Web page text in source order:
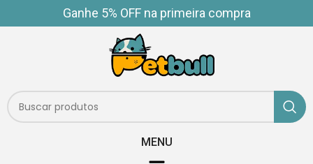
Ganhe 5% OFF na primeira compra
MENU